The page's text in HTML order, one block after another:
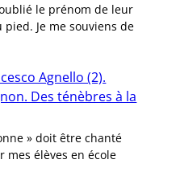
le prénom de leur
Je me souviens de
Agnello (2).
Des ténèbres à la
» doit être chanté
mes élèves en école